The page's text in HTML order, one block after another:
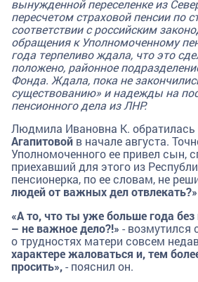
вынужденной переселенке из
пересчетом страховой пенсии по
соответствии с российским
обращения к Уполномоченному
года терпеливо ждала, что это
положено, районное
Фонда. Ждала, пока не
существованию» и надежды на
пенсионного дела из ЛНР.
Людмила Ивановна К. обратилась
Агапитовой в начале августа.
Уполномоченного ее привел сын,
приехавший для этого из
пенсионерка, по ее словам, не
людей от важных дел отвлекать?»
«А то, что ты уже больше года
– не важное дело?!» - возмутился
о трудностях матери совсем
характере жаловаться и, тем
просить»,- пояснил он.